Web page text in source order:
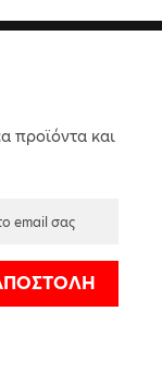
προϊόντα και